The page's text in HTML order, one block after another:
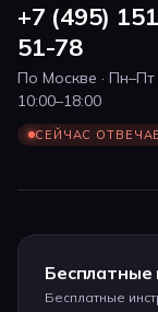
+7 (495)
51-78
По Москве · Пн–Пт
10:00–18:00
СЕЙЧАС
Бесплатные
Бесплатные